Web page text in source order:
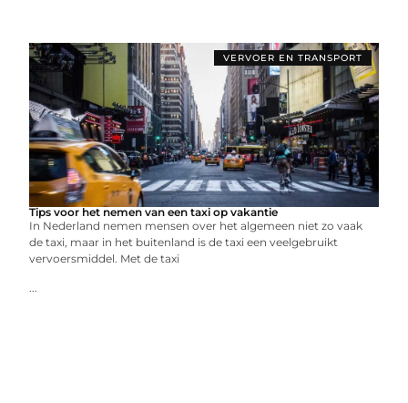
VERVOER EN TRANSPORT
Tips voor het nemen van een taxi op vakantie
In Nederland nemen mensen over het algemeen niet zo vaak
de taxi, maar in het buitenland is de taxi een veelgebruikt
vervoersmiddel. Met de taxi
...